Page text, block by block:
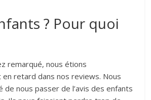
? Pour quoi
remarqué, nous étions
retard dans nos reviews. Nous
de nous passer de l’avis des enfants